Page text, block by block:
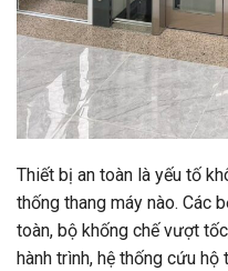
Thiết bị an toàn là yếu tố
thống thang máy nào. Các
toàn, bộ khống chế vượt
hành trình, hệ thống cứu